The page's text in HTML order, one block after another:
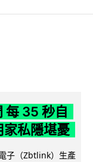
每 35 秒自
家私隱堪憂
子（Zbtlink）生產